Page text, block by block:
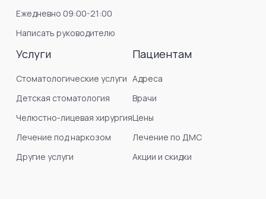
Ежедневно 09:00-21:00
Написать руководителю
Услуги
Стоматологические услуги
Детская стоматология
Челюстно-лицевая хирургия
Лечение под наркозом
Другие услуги
Пациентам
Адреса
Врачи
Цены
Лечение по ДМС
Акции и скидки